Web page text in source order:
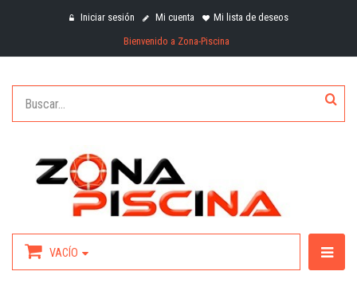
Iniciar sesión Mi cuenta
Mi lista de deseos
Bienvenido a Zona-Piscina
VACÍO